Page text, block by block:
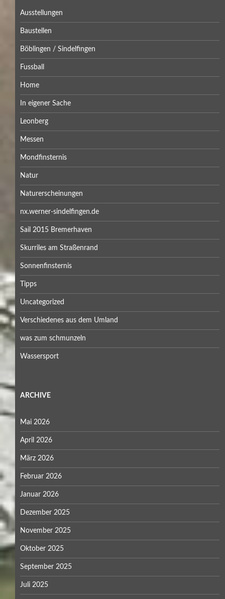
Ausstellungen
Baustellen
Böblingen / Sindelfingen
Fussball
Home
In eigener Sache
Leonberg
Messen
Mondfinsternis
Natur
Naturerscheinungen
nx.werner-sindelfingen.de
Sail 2015 Bremerhaven
Skurriles am Straßenrand
Sonnenfinsternis
Tipps
Uncategorized
Verschiedenes aus dem Umland
was zum schmunzeln
Wassersport
ARCHIVE
Mai 2026
April 2026
März 2026
Februar 2026
Januar 2026
Dezember 2025
November 2025
Oktober 2025
September 2025
Juli 2025